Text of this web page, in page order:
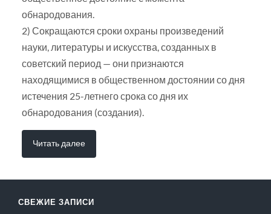
обнародования.
2) Сокращаются сроки охраны произведений
науки, литературы и искусства, созданных в
советский период — они признаются
находящимися в общественном достоянии со дня
истечения 25-летнего срока со дня их
обнародования (создания).
Читать далее
СВЕЖИЕ ЗАПИСИ